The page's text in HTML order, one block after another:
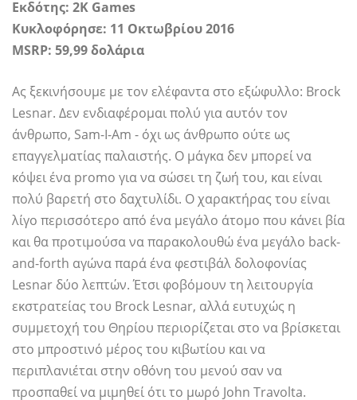
Εκδότης: 2K Games
Κυκλοφόρησε: 11 Οκτωβρίου 2016
MSRP: 59,99 δολάρια
Ας ξεκινήσουμε με τον ελέφαντα στο εξώφυλλο: Brock
Lesnar. Δεν ενδιαφέρομαι πολύ για αυτόν τον
άνθρωπο, Sam-I-Am - όχι ως άνθρωπο ούτε ως
επαγγελματίας παλαιστής. Ο μάγκα δεν μπορεί να
κόψει ένα promo για να σώσει τη ζωή του, και είναι
πολύ βαρετή στο δαχτυλίδι. Ο χαρακτήρας του είναι
λίγο περισσότερο από ένα μεγάλο άτομο που κάνει βία
και θα προτιμούσα να παρακολουθώ ένα μεγάλο back-
and-forth αγώνα παρά ένα φεστιβάλ δολοφονίας
Lesnar δύο λεπτών. Έτσι φοβόμουν τη λειτουργία
εκστρατείας του Brock Lesnar, αλλά ευτυχώς η
συμμετοχή του Θηρίου περιορίζεται στο να βρίσκεται
στο μπροστινό μέρος του κιβωτίου και να
περιπλανιέται στην οθόνη του μενού σαν να
προσπαθεί να μιμηθεί ότι το μωρό John Travolta.